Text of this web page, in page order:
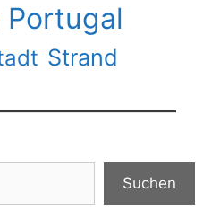
Strand
Suchen